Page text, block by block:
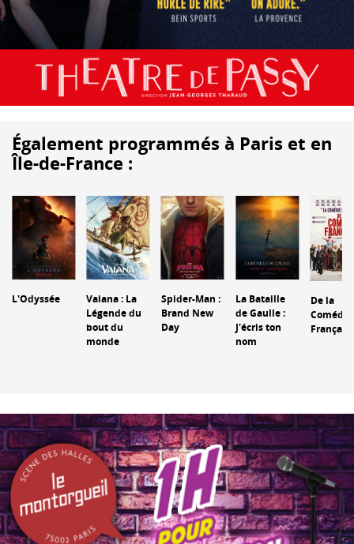
Également programmés à Paris et en
Île-de-France :
L'Odyssée
Vaiana : La
Légende du
bout du
monde
Spider-Man :
Brand New
Day
La Bataille
de Gaulle :
J'écris ton
nom
De la